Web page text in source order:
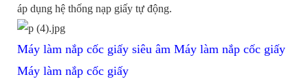
áp dụng hệ thống nạp giấy tự động.
Máy làm nắp cốc giấy siêu âm Máy làm nắp cốc giấy
Máy làm nắp cốc giấy